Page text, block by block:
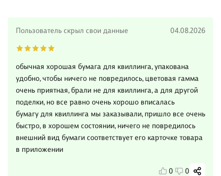
Пользователь скрыл свои данные 04.08.2026
обычная хорошая бумага для квиллинга, упакована
удобно, чтобы ничего не повредилось, цветовая гамма
очень приятная, брали не для квиллинга, а для другой
поделки, но все равно очень хорошо вписалась
бумагу для квиллинга мы заказывали, пришло все очень
быстро, в хорошем состоянии, ничего не повредилось
внешний вид бумаги соответствует его карточке товара
в приложении
0 0